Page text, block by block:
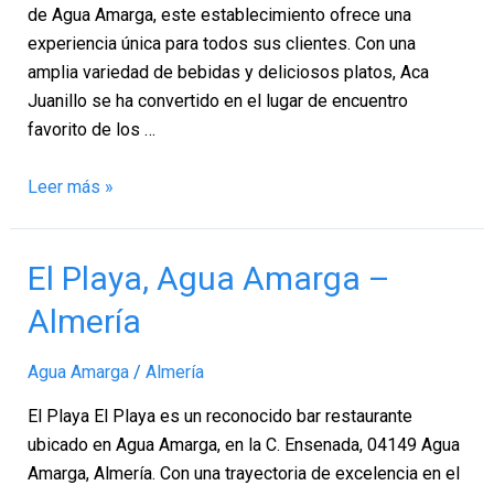
de Agua Amarga, este establecimiento ofrece una
experiencia única para todos sus clientes. Con una
amplia variedad de bebidas y deliciosos platos, Aca
Juanillo se ha convertido en el lugar de encuentro
favorito de los …
Leer más »
El Playa, Agua Amarga –
Almería
Agua Amarga/ Almería
El Playa El Playa es un reconocido bar restaurante
ubicado en Agua Amarga, en la C. Ensenada, 04149 Agua
Amarga, Almería. Con una trayectoria de excelencia en el
El
Playa,
Agua
–
Almería